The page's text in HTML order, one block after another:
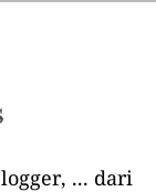
... dari